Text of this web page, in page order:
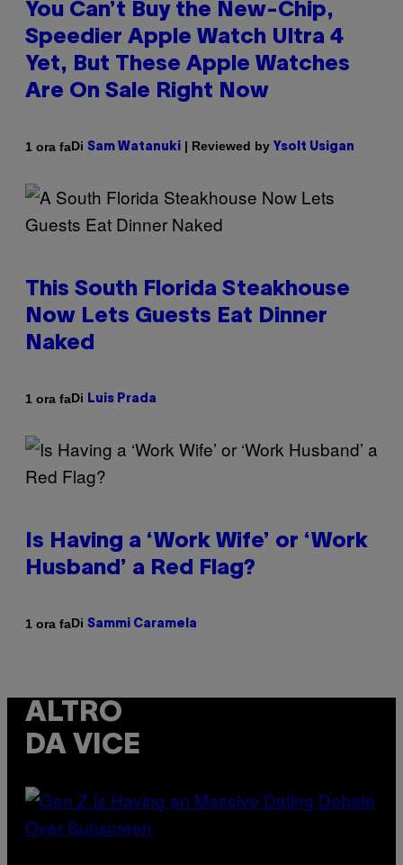
You Can’t Buy the New-Chip,
Speedier Apple Watch Ultra 4
Yet, But These Apple Watches
Are On Sale Right Now
1 ora faDi Sam Watanuki | Reviewed by Ysolt Usigan
This South Florida Steakhouse
Now Lets Guests Eat Dinner
Naked
1 ora faDi Luis Prada
Is Having a ‘Work Wife’ or ‘Work
Husband’ a Red Flag?
1 ora faDi Sammi Caramela
ALTRO
DA VICE